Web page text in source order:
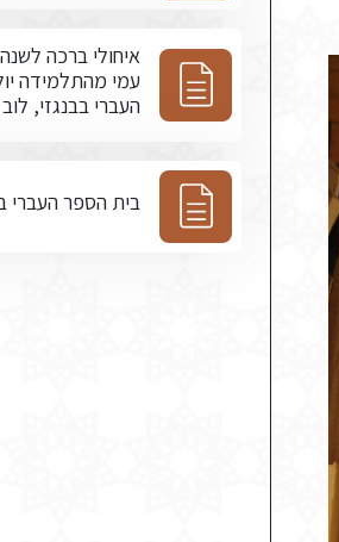
איחולי ברכה
עמי מהתלמידה
העברי בבנגזי, לוב 1944
בית הספר העברי